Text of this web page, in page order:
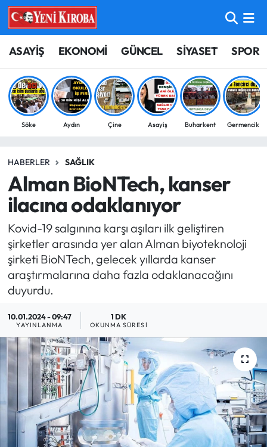
ASAYİŞ EKONOMİ GÜNCEL SİYASET SPOR
Söke Aydın Çine Asayiş Buharkent Germencik
HABERLER SAĞLIK
Alman BioNTech, kanser
ilacına odaklanıyor
Kovid-19 salgınına karşı aşıları ilk geliştiren
şirketler arasında yer alan Alman biyoteknoloji
şirketi BioNTech, gelecek yıllarda kanser
araştırmalarına daha fazla odaklanacağını
duyurdu.
10.01.2024 - 09:47
YAYINLANMA
1 DK
OKUNMA SÜRESI
ASAYİŞ
BİLİM-TEKNOLOJİ
ÇEVRE
EĞİTİM
GÜNCEL
GÜNDEM
MAGAZİN
SAĞLIK
SİYASET
SPOR
TARIM
TURİZM
Aydın Nöbetçi Eczaneler
Aydın Hava Durumu
Aydin Namaz Vakitleri
Süper Lig Puan Durumu ve Fikstür
Tüm Manşetler
Son Dakika Haberleri
Haber Arşivi